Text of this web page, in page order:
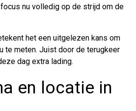
nu volledig op de strijd om de
het een uitgelezen kans om
te meten. Juist door de terugkeer
dag extra lading.
en locatie in